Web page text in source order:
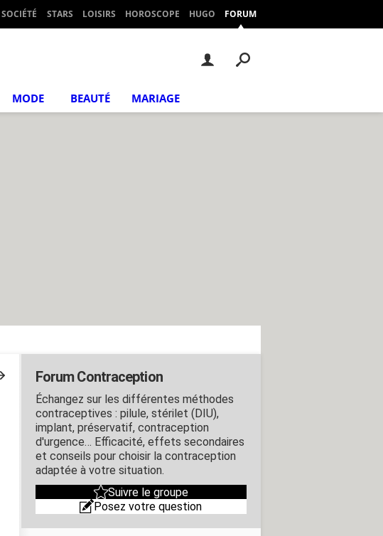
SOCIÉTÉ STARS LOISIRS HOROSCOPE HUGO FORUM
MODE BEAUTÉ MARIAGE
Forum Contraception
Échangez sur les différentes méthodes
contraceptives : pilule, stérilet (DIU),
implant, préservatif, contraception
d'urgence… Efficacité, effets secondaires
et conseils pour choisir la contraception
adaptée à votre situation.
Suivre le groupe
Posez votre question